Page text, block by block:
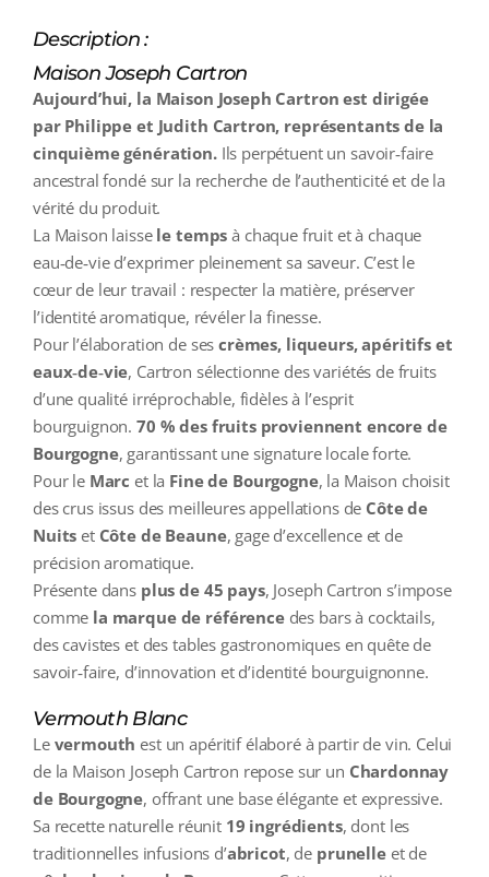
Description :
Maison Joseph Cartron
Aujourd’hui, la Maison Joseph Cartron est dirigée
par Philippe et Judith Cartron, représentants de la
cinquième génération.Ils perpétuent un savoir‑faire
ancestral fondé sur la recherche de l’authenticité et de la
vérité du produit.
La Maison laisse le temps à chaque fruit et à chaque
eau‑de‑vie d’exprimer pleinement sa saveur. C’est le
cœur de leur travail : respecter la matière, préserver
l’identité aromatique, révéler la finesse.
Pour l’élaboration de sescrèmes, liqueurs, apéritifs et
eaux‑de‑vie, Cartron sélectionne des variétés de fruits
d’une qualité irréprochable, fidèles à l’esprit
bourguignon.70 % des fruits proviennent encore de
Bourgogne, garantissant une signature locale forte.
Pour le Marc et la Fine de Bourgogne, la Maison choisit
des crus issus des meilleures appellations de Côte de
Nuits et Côte de Beaune, gage d’excellence et de
précision aromatique.
Présente dans plus de 45 pays, Joseph Cartron s’impose
comme la marque de référencedes bars à cocktails,
des cavistes et des tables gastronomiques en quête de
savoir‑faire, d’innovation et d’identité bourguignonne.
Vermouth Blanc
Le vermouth est un apéritif élaboré à partir de vin. Celui
de la Maison Joseph Cartron repose sur un Chardonnay
de Bourgogne, offrant une base élégante et expressive.
Sa recette naturelle réunit 19 ingrédients, dont les
traditionnelles infusions d’abricot, de prunelleet de